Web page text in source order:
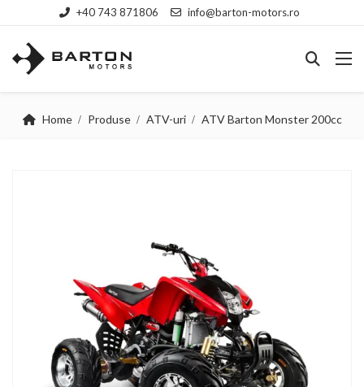
+40 743 871806 info@barton-motors.ro
Home Produse ATV-uri ATV Barton Monster 200cc